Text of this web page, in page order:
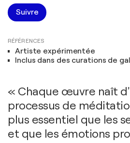
Suivre
RÉFÉRENCES
Artiste expérimentée
Inclus dans des curations de
« Chaque œuvre naît
processus de
plus essentiel que les
et que les émotions